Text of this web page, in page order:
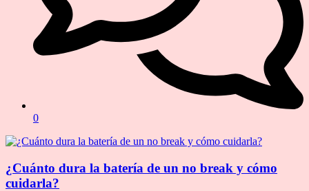
0
¿Cuánto dura la batería de un no break y cómo
cuidarla?